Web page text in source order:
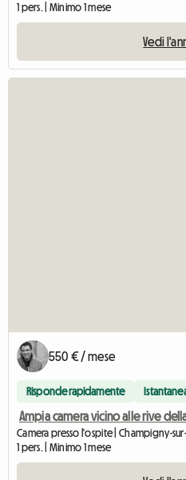
1 pers. | Minimo 1 mese
Vedi
550 € / mese
Risponde rapidamente
Ampia camera vicino alle rive
Camera presso l'ospite | Champigny-
1 pers. | Minimo 1 mese